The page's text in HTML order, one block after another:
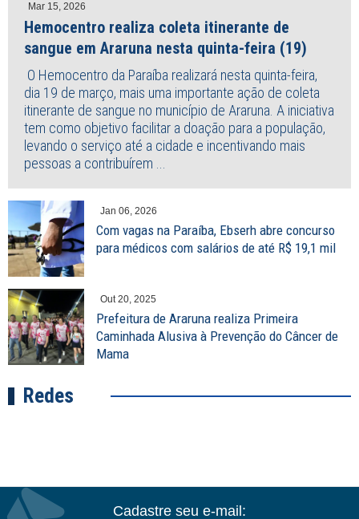
Mar 15, 2026
Hemocentro realiza coleta itinerante de
sangue em Araruna nesta quinta-feira (19)
O Hemocentro da Paraíba realizará nesta quinta-feira,
dia 19 de março, mais uma importante ação de coleta
itinerante de sangue no município de Araruna. A iniciativa
tem como objetivo facilitar a doação para a população,
levando o serviço até a cidade e incentivando mais
pessoas a contribuírem ...
Jan 06, 2026
Com vagas na Paraíba, Ebserh abre concurso
para médicos com salários de até R$ 19,1 mil
Out 20, 2025
Prefeitura de Araruna realiza Primeira
Caminhada Alusiva à Prevenção do Câncer de
Mama
Redes
Cadastre seu e-mail: